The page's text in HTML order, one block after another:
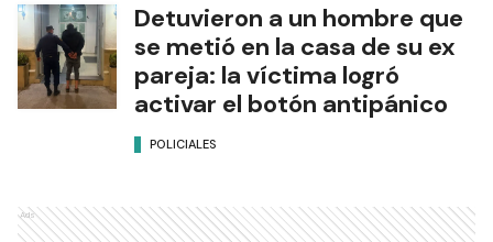
Detuvieron a un hombre que
se metió en la casa de su ex
pareja: la víctima logró
activar el botón antipánico
POLICIALES
Ads